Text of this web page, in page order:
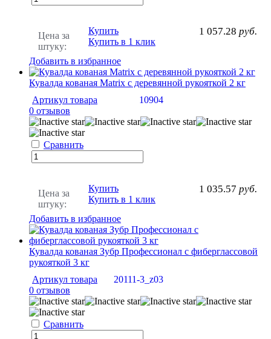
Цена за
штуку:
1 057.28 руб.
Купить
Купить в 1 клик
Добавить в избранное
Кувалда кованая Matrix с деревянной рукояткой 2 кг
Артикул товара
10904
0 отзывов
Сравнить
Цена за
штуку:
1 035.57 руб.
Купить
Купить в 1 клик
Добавить в избранное
Кувалда кованая Зубр Профессионал с фиберглассовой
рукояткой 3 кг
Артикул товара
20111-3_z03
0 отзывов
Сравнить